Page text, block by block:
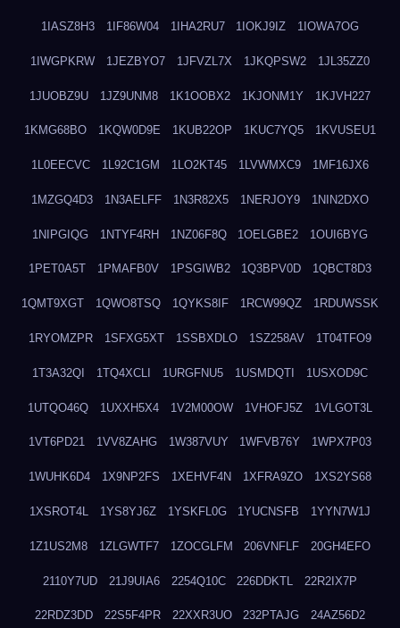
1IASZ8H3 1IF86W04 1IHA2RU7 1IOKJ9IZ 1IOWA7OG
1IWGPKRW 1JEZBYO7 1JFVZL7X 1JKQPSW2 1JL35ZZ0
1JUOBZ9U 1JZ9UNM8 1K1OOBX2 1KJONM1Y 1KJVH227
1KMG68BO 1KQW0D9E 1KUB22OP 1KUC7YQ5 1KVUSEU1
1L0EECVC 1L92C1GM 1LO2KT45 1LVWMXC9 1MF16JX6
1MZGQ4D3 1N3AELFF 1N3R82X5 1NERJOY9 1NIN2DXO
1NIPGIQG 1NTYF4RH 1NZ06F8Q 1OELGBE2 1OUI6BYG
1PET0A5T 1PMAFB0V 1PSGIWB2 1Q3BPV0D 1QBCT8D3
1QMT9XGT 1QWO8TSQ 1QYKS8IF 1RCW99QZ 1RDUWSSK
1RYOMZPR 1SFXG5XT 1SSBXDLO 1SZ258AV 1T04TFO9
1T3A32QI 1TQ4XCLI 1URGFNU5 1USMDQTI 1USXOD9C
1UTQO46Q 1UXXH5X4 1V2M00OW 1VHOFJ5Z 1VLGOT3L
1VT6PD21 1VV8ZAHG 1W387VUY 1WFVB76Y 1WPX7P03
1WUHK6D4 1X9NP2FS 1XEHVF4N 1XFRA9ZO 1XS2YS68
1XSROT4L 1YS8YJ6Z 1YSKFL0G 1YUCNSFB 1YYN7W1J
1Z1US2M8 1ZLGWTF7 1ZOCGLFM 206VNFLF 20GH4EFO
2110Y7UD 21J9UIA6 2254Q10C 226DDKTL 22R2IX7P
22RDZ3DD 22S5F4PR 22XXR3UO 232PTAJG 24AZ56D2